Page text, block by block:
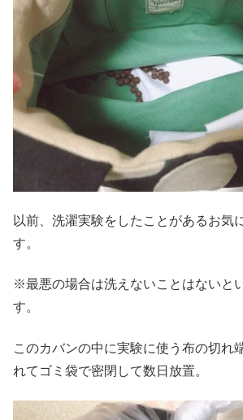
以前、洗濯実験をしたことがあるお気
す。
※最悪の場合は洗えないことはないと
す。
このカバンの中に実験に使う布の切れ
れてゴミ袋で密閉して数日放置。